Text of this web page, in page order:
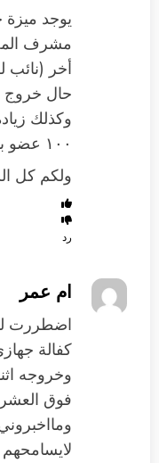
يوجد
مشرف
أخر
حال
وكذلك
١٠٠ عضو بدل من ٥٠ في السابق.
ولكم كل
رد
ام عمر
اضطررت
كفالة
وخروجه
فوق
لايسامحهم